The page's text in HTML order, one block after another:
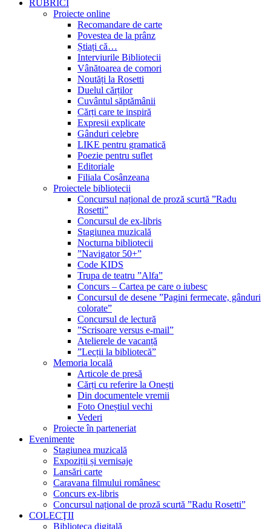
RUBRICI
Proiecte online
Recomandare de carte
Povestea de la prânz
Știați că…
Interviurile Bibliotecii
Vânătoarea de comori
Noutăți la Rosetti
Duelul cărților
Cuvântul săptămânii
Cărți care te inspiră
Expresii explicate
Gânduri celebre
LIKE pentru gramatică
Poezie pentru suflet
Editoriale
Filiala Cosânzeana
Proiectele bibliotecii
Concursul național de proză scurtă ”Radu
Rosetti”
Concursul de ex-libris
Stagiunea muzicală
Nocturna bibliotecii
”Navigator 50+”
Code KIDS
Trupa de teatru ”Alfa”
Concurs – Cartea pe care o iubesc
Concursul de desene ”Pagini fermecate, gânduri
colorate”
Concursul de lectură
”Scrisoare versus e-mail”
Atelierele de vacanță
”Lecții la bibliotecă”
Memoria locală
Articole de presă
Cărți cu referire la Onești
Din documentele vremii
Foto Oneștiul vechi
Vederi
Proiecte în parteneriat
Evenimente
Stagiunea muzicală
Expoziții și vernisaje
Lansări carte
Caravana filmului românesc
Concurs ex-libris
Concursul național de proză scurtă ”Radu Rosetti”
COLECŢII
Biblioteca digitală